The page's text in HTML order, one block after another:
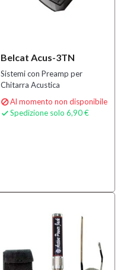
Belcat Acus-3TN
Sistemi con Preamp per
Chitarra Acustica
Al momento non disponibile
 Spedizione solo 6,90 €